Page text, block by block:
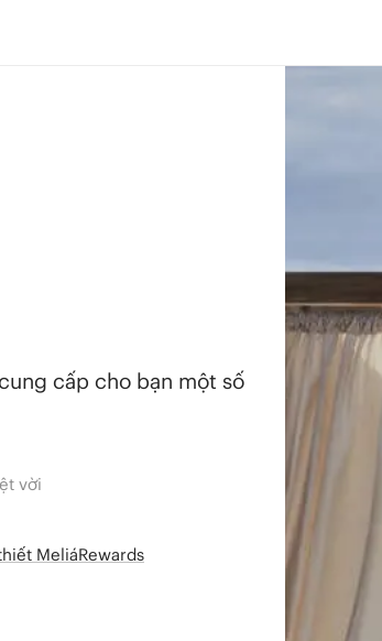
cấp cho bạn một số
vời
MeliáRewards